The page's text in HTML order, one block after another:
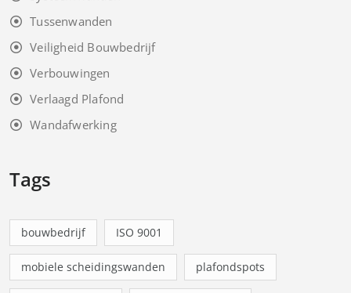
Tussenwanden
Veiligheid Bouwbedrijf
Verbouwingen
Verlaagd Plafond
Wandafwerking
Tags
bouwbedrijf ISO 9001
mobiele scheidingswanden plafondspots